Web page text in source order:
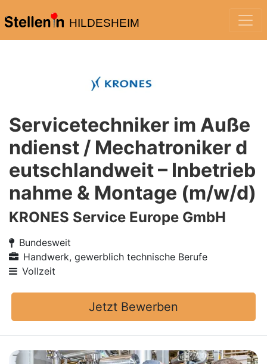
HILDESHEIM
Servicetechniker im Auße
ndienst / Mechatroniker d
eutschlandweit – Inbetrieb
nahme & Montage (m/w/d)
KRONES Service Europe GmbH
Bundesweit
Handwerk, gewerblich technische Berufe
Vollzeit
Jetzt Bewerben